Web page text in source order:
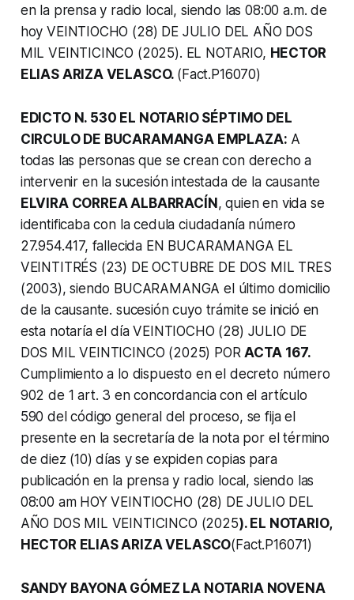
en la prensa y radio local, siendo las 08:00 a.m. de
hoy VEINTIOCHO (28) DE JULIO DEL AÑO DOS
MIL VEINTICINCO (2025). EL NOTARIO, HECTOR
ELIAS ARIZA VELASCO. (Fact.P16070)
EDICTO N. 530 EL NOTARIO SÉPTIMO DEL
CIRCULO DE BUCARAMANGA EMPLAZA: A
todas las personas que se crean con derecho a
intervenir en la sucesión intestada de la causante
ELVIRA CORREA ALBARRACÍN, quien en vida se
identificaba con la cedula ciudadanía número
27.954.417, fallecida EN BUCARAMANGA EL
VEINTITRÉS (23) DE OCTUBRE DE DOS MIL TRES
(2003), siendo BUCARAMANGA el último domicilio
de la causante. sucesión cuyo trámite se inició en
esta notaría el día VEINTIOCHO (28) JULIO DE
DOS MIL VEINTICINCO (2025) PORACTA 167.
Cumplimiento a lo dispuesto en el decreto número
902 de 1 art. 3 en concordancia con el artículo
590 del código general del proceso, se fija el
presente en la secretaría de la nota por el término
de diez (10) días y se expiden copias para
publicación en la prensa y radio local, siendo las
08:00 am HOY VEINTIOCHO (28) DE JULIO DEL
AÑO DOS MIL VEINTICINCO (2025). EL NOTARIO,
HECTOR ELIAS ARIZA VELASCO(Fact.P16071)
SANDY BAYONA GÓMEZ LA NOTARIA NOVENA